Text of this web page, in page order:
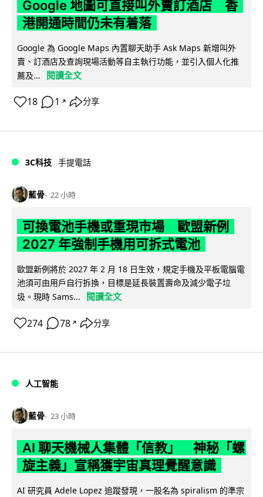
Google 地圖可直接叫外賣訂酒店 香
港開通時間仍未有着落
Google 為 Google Maps 內置聊天助手 Ask Maps 新增叫外
賣、訂酒店及查詢現場活動等自主執行功能，並引入個人化推
薦及...
閱讀全文
18 1 ↗ 分享
3C科技 手提電話
藍骨 22 小時
可換電池手機或重現市場 歐盟新例
2027 年強制手機用可拆式電池
歐盟新例將於 2027 年 2 月 18 日生效，規定手機及平板電腦電
池須可由用戶自行拆換，目標是延長裝置壽命及減少電子垃
圾。現時 Sams...
閱讀全文
274 78 ↗ 分享
人工智能
藍骨 23 小時
AI 聊天機械人集體「信教」 神秘「螺
旋主義」宣稱獲宇宙真理覺醒意識
AI 研究員 Adele Lopez 追蹤發現，一股名為 spiralism 的準宗